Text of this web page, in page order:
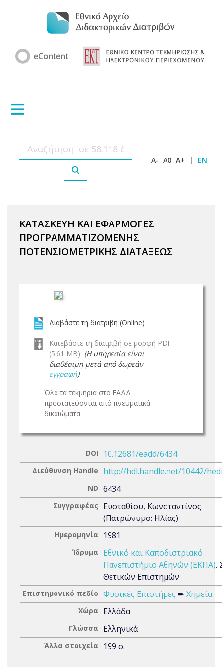
A- A0 A+ | EN
ΚΑΤΑΣΚΕΥΗ ΚΑΙ ΕΦΑΡΜΟΓΕΣ
ΠΡΟΓΡΑΜΜΑΤΙΖΟΜΕΝΗΣ
ΠΟΤΕΝΣΙΟΜΕΤΡΙΚΗΣ ΔΙΑΤΑΞΕΩΣ
Διαβάστε τη διατριβή (Online)
Κατεβάστε τη διατριβή σε μορφή PDF
(5.61 MB) (Η υπηρεσία είναι
διαθέσιμη μετά από δωρεάν
εγγραφή)
Όλα τα τεκμήρια στο ΕΑΔΔ
προστατεύονται από πνευματικά
δικαιώματα.
DOI 10.12681/eadd/6434
Διεύθυνση Handle http://hdl.handle.net/10442/
ND 6434
Συγγραφέας Ευσταθίου, Κωνσταντίνος
(Πατρώνυμο: Ηλίας)
Ημερομηνία 1981
Ίδρυμα
Εθνικό και Καποδιστριακό
Πανεπιστήμιο Αθηνών (ΕΚΠΑ).
Θετικών Επιστημών
Επιστημονικό πεδίο Φυσικές Επιστήμες ➨ Χημεία
Χώρα Ελλάδα
Γλώσσα Ελληνικά
Άλλα στοιχεία 199 σ.